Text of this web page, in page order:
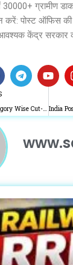
30000+ ग्रामीण
पोस्ट ऑफिस की
केंद्र सरकार
T
e
e
g
a
Y
o
t
u
e